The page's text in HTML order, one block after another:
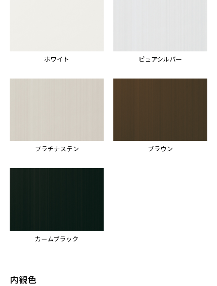
ホワイト ピュアシルバー
プラチナステン ブラウン
カームブラック
内観色